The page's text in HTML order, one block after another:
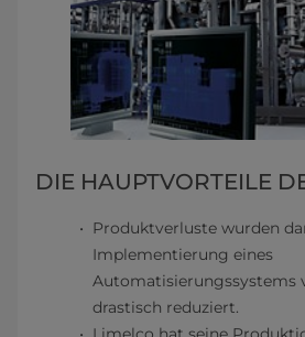
DIE HAUPTVORTEILE
Produktverluste wurden
Implementierung eines
Automatisierungssystems
drastisch reduziert.